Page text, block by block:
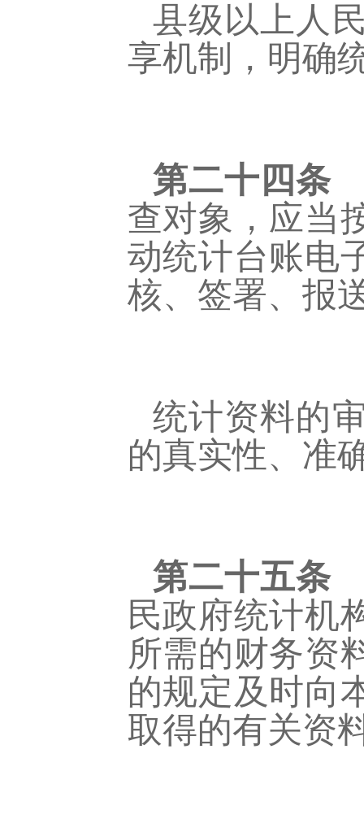
县级以上人
享机制，明确
第二十四条
查对象，应当
动统计台账电
核、签署、报
统计资料的
的真实性、准
第二十五条
民政府统计机
所需的财务资
的规定及时向
取得的有关资